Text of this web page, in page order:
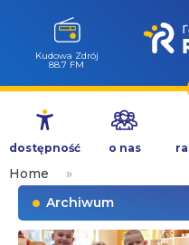
Przejdź
treści
Kudowa Zdrój
88.7 FM
dostępność o nas
Home
»
Archiwum